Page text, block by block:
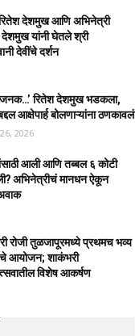
देशमुख आणि अभिनेत्री
यांनी घेतले श्री
देवींचे दर्शन
रितेश देशमुख भडकला,
आक्षेपार्ह बोलणाऱ्यांना ठणकावलं
2026
आली आणि तब्बल ६ कोटी
अभिनेत्रीचं मानधन ऐकून
रोजी तुळजापूरमध्ये प्रथमच भव्य
आयोजन; शाकंभरी
विशेष आकर्षण